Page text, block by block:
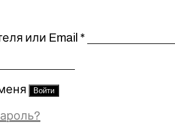
или Email *Обязательно
Войти